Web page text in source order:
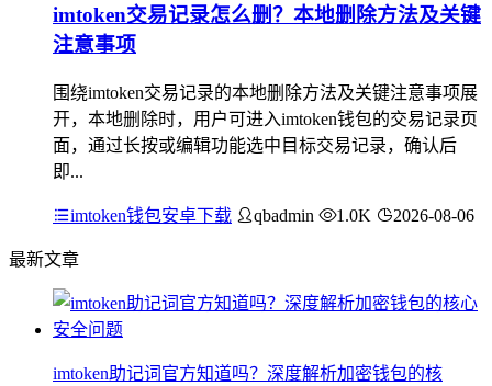
imtoken交易记录怎么删？本地删除方法及关键
注意事项
围绕imtoken交易记录的本地删除方法及关键注意事项展
开，本地删除时，用户可进入imtoken钱包的交易记录页
面，通过长按或编辑功能选中目标交易记录，确认后
即...
imtoken钱包安卓下载 qbadmin 1.0K 2026-08-06
最新文章
imtoken助记词官方知道吗？深度解析加密钱包的核